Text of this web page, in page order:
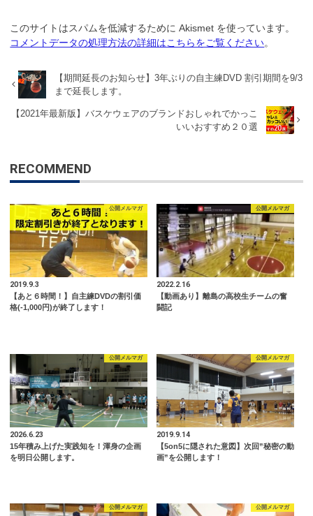
このサイトはスパムを低減するために Akismet を使っています。
コメントデータの処理方法の詳細はこちらをご覧ください。
【期間延長のお知らせ】3年ぶりの自主練DVD 割引期間を9/3
まで延長します。
【2021年最新版】バスケウェアのブランドおしゃれでかっこ
いいおすすめ２０選
RECOMMEND
公開メルマガ
2019.9.3
【あと６時間！】自主練DVDの割引価
格(-1,000円)が終了します！
公開メルマガ
2022.2.16
【動画あり】離島の高校生チームの奮
闘記
公開メルマガ
2026.6.23
15年積み上げた実践知を！渾身の企画
を明日公開します。
公開メルマガ
2019.9.14
【5on5に隠された意図】次回”秘密の動
画”を公開します！
公開メルマガ 公開メルマガ